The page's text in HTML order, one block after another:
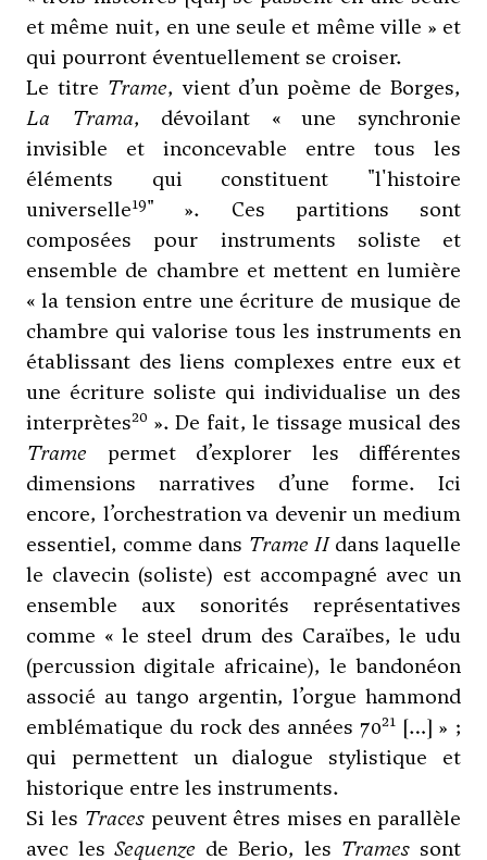
et même nuit, en une seule et même ville » et
qui pourront éventuellement se croiser.
Le titre Trame, vient d’un poème de Borges,
La Trama, dévoilant « une synchronie
invisible et inconcevable entre tous les
éléments qui constituent "l'histoire
universelle19" ». Ces partitions sont
composées pour instruments soliste et
ensemble de chambre et mettent en lumière
« la tension entre une écriture de musique de
chambre qui valorise tous les instruments en
établissant des liens complexes entre eux et
une écriture soliste qui individualise un des
interprètes20 ». De fait, le tissage musical des
Trame permet d’explorer les différentes
dimensions narratives d’une forme. Ici
encore, l’orchestration va devenir un medium
essentiel, comme dans Trame IIdans laquelle
le clavecin (soliste) est accompagné avec un
ensemble aux sonorités représentatives
comme « le steel drum des Caraïbes, le udu
(percussion digitale africaine), le bandonéon
associé au tango argentin, l’orgue hammond
emblématique du rock des années 7021 […] » ;
qui permettent un dialogue stylistique et
historique entre les instruments.
Si les Traces peuvent êtres mises en parallèle
avec lesSequenze de Berio, les Trames sont